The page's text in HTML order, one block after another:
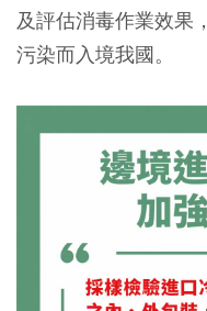
及評估消毒作業效果
污染而入境我國。